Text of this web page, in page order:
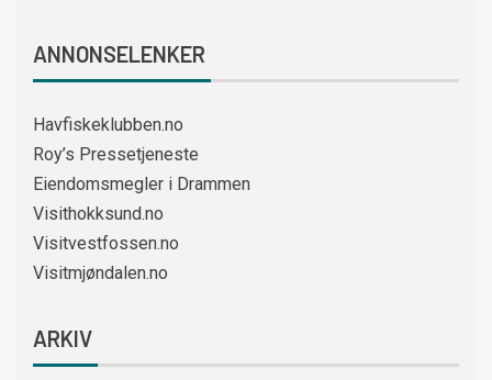
ANNONSELENKER
Havfiskeklubben.no
Roy’s Pressetjeneste
Eiendomsmegler i Drammen
Visithokksund.no
Visitvestfossen.no
Visitmjøndalen.no
ARKIV